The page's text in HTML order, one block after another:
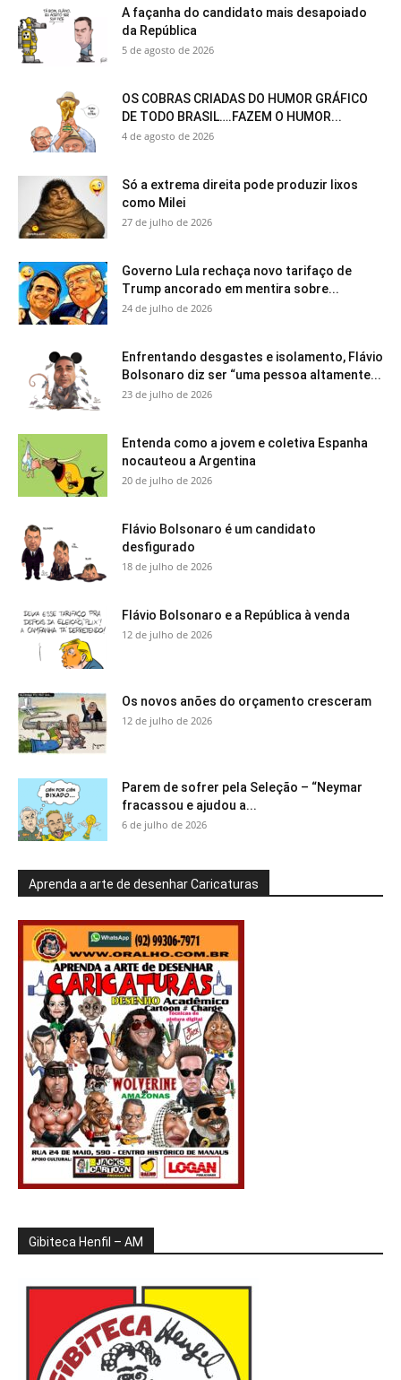
A façanha do candidato mais desapoiado
da República
5 de agosto de 2026
OS COBRAS CRIADAS DO HUMOR GRÁFICO
DE TODO BRASIL….FAZEM O HUMOR...
4 de agosto de 2026
Só a extrema direita pode produzir lixos
como Milei
27 de julho de 2026
Governo Lula rechaça novo tarifaço de
Trump ancorado em mentira sobre...
24 de julho de 2026
Enfrentando desgastes e isolamento, Flávio
Bolsonaro diz ser “uma pessoa altamente...
23 de julho de 2026
Entenda como a jovem e coletiva Espanha
nocauteou a Argentina
20 de julho de 2026
Flávio Bolsonaro é um candidato
desfigurado
18 de julho de 2026
Flávio Bolsonaro e a República à venda
12 de julho de 2026
Os novos anões do orçamento cresceram
12 de julho de 2026
Parem de sofrer pela Seleção – “Neymar
fracassou e ajudou a...
6 de julho de 2026
Aprenda a arte de desenhar Caricaturas
Gibiteca Henfil – AM